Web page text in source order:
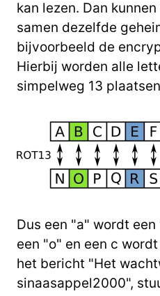
kan lezen. Dan
samen dezelfde
bijvoorbeeld de
Hierbij worden alle
simpelweg 13
Dus een "a" wordt
een "o" en een c
het bericht "Het
sinaasappel2000",